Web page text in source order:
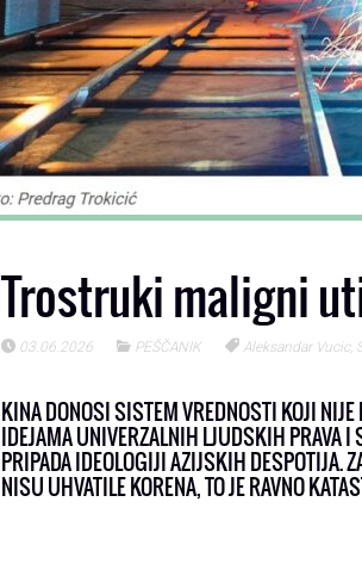
Trostruki maligni
03.06.2026 PEŠČANIK Aleksandar Vucic,
KINA DONOSI SISTEM VREDNOSTI KOJI
IDEJAMA UNIVERZALNIH LJUDSKIH PRAVA I
PRIPADA IDEOLOGIJI AZIJSKIH DESPOTIJA.
NISU UHVATILE KORENA, TO JE RAVNO